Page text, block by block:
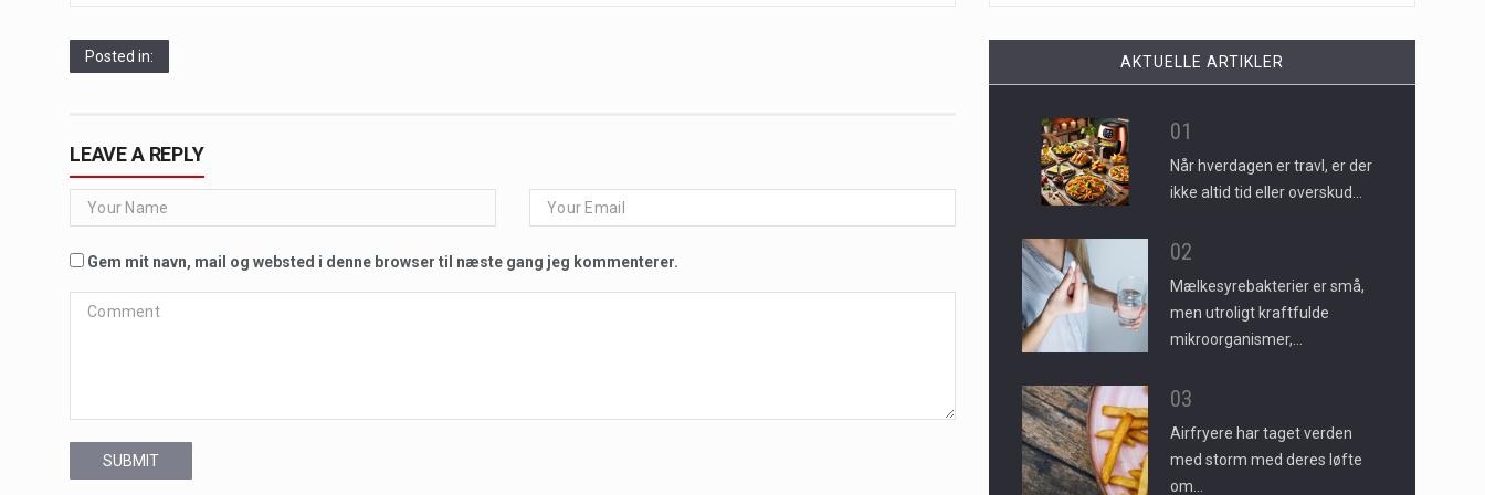
Posted in:
LEAVE A REPLY
Gem mit navn, mail og websted i denne browser til næste gang jeg kommenterer.
SUBMIT
AKTUELLE ARTIKLER
01
Når hverdagen er travl, er der
ikke altid tid eller overskud…
02
Mælkesyrebakterier er små,
men utroligt kraftfulde
mikroorganismer,…
03
Airfryere har taget verden
med storm med deres løfte
om…